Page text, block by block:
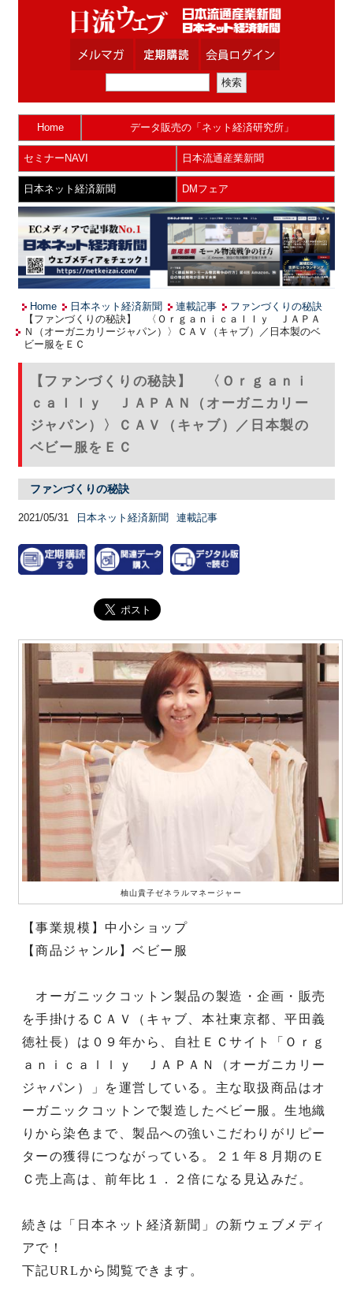
Home データ販売の「ネット経済研究所」
セミナーNAVI 日本流通産業新聞
日本ネット経済新聞 DMフェア
Home 日本ネット経済新聞 連載記事
ファンづくりの秘訣
【ファンづくりの秘訣】 〈Ｏｒｇａｎｉｃａｌｌｙ ＪＡＰＡ
Ｎ（オーガニカリージャパン）〉ＣＡＶ（キャブ）／日本製のベ
ビー服をＥＣ
【ファンづくりの秘訣】 〈Ｏｒｇａｎｉ
ｃａｌｌｙ ＪＡＰＡＮ（オーガニカリー
ジャパン）〉ＣＡＶ（キャブ）／日本製の
ベビー服をＥＣ
ファンづくりの秘訣
2021/05/31 日本ネット経済新聞 連載記事
柚山貴子ゼネラルマネージャー
【事業規模】中小ショップ
【商品ジャンル】ベビー服
オーガニックコットン製品の製造・企画・販売
を手掛けるＣＡＶ（キャブ、本社東京都、平田義
徳社長）は０９年から、自社ＥＣサイト「Ｏｒｇ
ａｎｉｃａｌｌｙ ＪＡＰＡＮ（オーガニカリー
ジャパン）」を運営している。主な取扱商品はオ
ーガニックコットンで製造したベビー服。生地織
りから染色まで、製品への強いこだわりがリピー
ターの獲得につながっている。２１年８月期のＥ
Ｃ売上高は、前年比１．２倍になる見込みだ。
続きは「日本ネット経済新聞」の新ウェブメディ
アで！
下記URLから閲覧できます。